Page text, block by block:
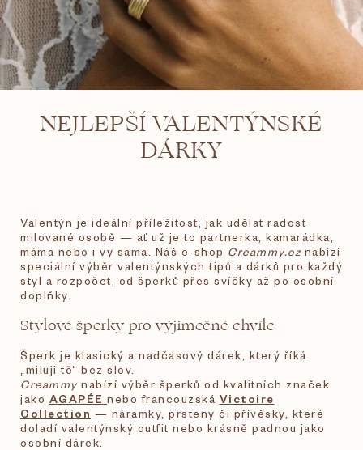
NEJLEPŠÍ VALENTÝNSKÉ
DÁRKY
Valentýn je ideální příležitost, jak udělat radost
milované osobě — ať už je to partnerka, kamarádka,
máma nebo i vy sama. Náš e-shop Creammy.cznabízí
speciální výběr valentýnských tipů a dárků pro každý
styl a rozpočet, od šperků přes svíčky až po osobní
doplňky.
Stylové šperky pro výjimečné chvíle
Šperk je klasický a nadčasový dárek, který říká
„miluji tě“ bez slov.
Creammynabízí výběr šperků od kvalitních značek
jako AGAPÉE nebo francouzská Victoire
Collection — náramky, prsteny či přívěsky, které
doladí valentýnský outfit nebo krásně padnou jako
osobní dárek.